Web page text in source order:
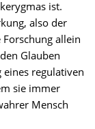
ist.
also der
allein
Glauben
regulativen
sie immer
Mensch